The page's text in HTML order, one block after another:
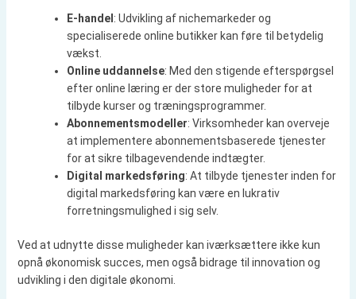
E-handel : Udvikling af nichemarkeder og
specialiserede online butikker kan føre til betydelig
vækst.
Online uddannelse: Med den stigende efterspørgsel
efter online læring er der store muligheder for at
tilbyde kurser og træningsprogrammer.
Abonnementsmodeller: Virksomheder kan overveje
at implementere abonnementsbaserede tjenester
for at sikre tilbagevendende indtægter.
Digital markedsføring: At tilbyde tjenester inden for
digital markedsføring kan være en lukrativ
forretningsmulighed i sig selv.
Ved at udnytte disse muligheder kan iværksættere ikke kun
opnå økonomisk succes, men også bidrage til innovation og
udvikling i den digitale økonomi.